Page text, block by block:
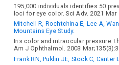
195,000 individuals identifies 50
loci for eye color. Sci Adv. 2021 Mar
Mitchell R, Rochtchina E, Lee A,
Mountains Eye Study.
Iris color and intraocular pressure:
Am J Ophthalmol. 2003
Frank RN, Puklin JE, Stock C, Canter